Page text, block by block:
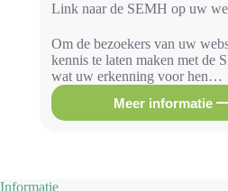
Link naar de SEMH op uw
Om de bezoekers van uw
kennis te laten maken met de
wat uw erkenning voor hen…
Meer informatie
Link
naar
Informatie